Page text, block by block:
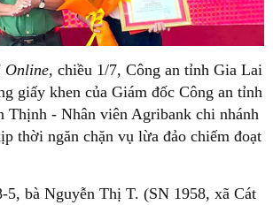
Online, chiều 1/7, Công an tỉnh Gia Lai
giấy khen của Giám đốc Công an tỉnh
Thịnh - Nhân viên Agribank chi nhánh
thời ngăn chặn vụ lừa đảo chiếm đoạt
5, bà Nguyễn Thị T. (SN 1958, xã Cát